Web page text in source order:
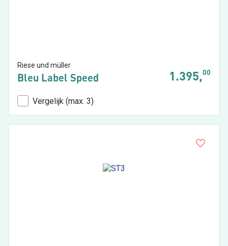
Riese und müller
Bleu Label Speed 1.395,00
Vergelijk (max. 3)